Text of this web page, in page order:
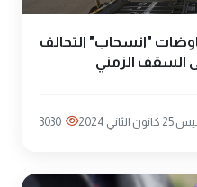
"انسحاب" التحالف
السقف الزمني
الثاني 2024 3030